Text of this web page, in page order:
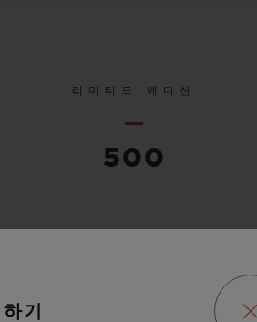
리미티드 에디션
500
기